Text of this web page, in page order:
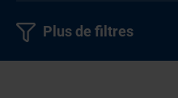
Plus de filtres